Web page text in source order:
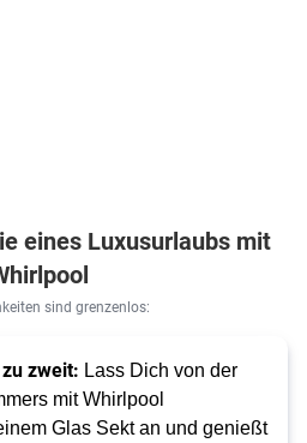
eines Luxusurlaubs mit
sind grenzenlos:
zweit: Lass Dich von der
mit Whirlpool
Glas Sekt an und genießt